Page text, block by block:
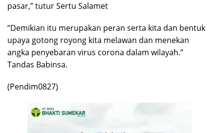
pasar,” tutur Sertu Salamet
“Demikian itu merupakan peran serta kita dan bentuk
upaya gotong royong kita melawan dan menekan
angka penyebaran virus corona dalam wilayah.”
Tandas Babinsa.
(Pendim0827)